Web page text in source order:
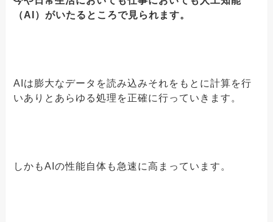
（AI）がいたるところで見られます。
AIは膨大なデータを読み込みそれをもとに計算を行
いありとあらゆる処理を正確に行っていきます。
しかもAIの性能自体も急速に高まっています。